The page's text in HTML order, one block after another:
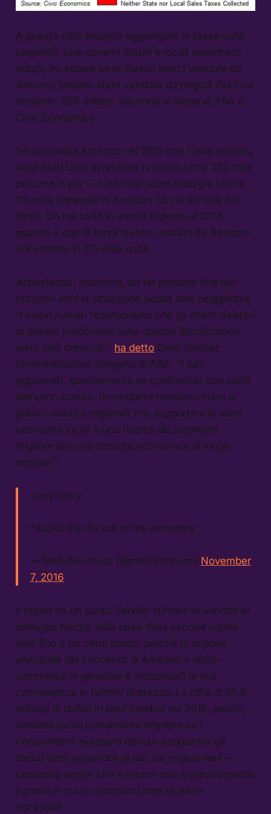
A questa cifra bisogna aggiungere le tasse sulla
proprietà, che governi statali e locali avrebbero
potuto incassare se le stesse merci vendute da
Amazon fossero state vendute da negozi fisicisul
territorio: 528 milioni, secondo le stime di ABA e
Civic Economics.
Se per magia Amazon nel 2015 non fosse esistito,
negli Stati Uniti avrebbero lavorato circa 220 mila
persone in più — calcolate scontando già i circa
110 mila impiegati di Amazon (di cui 90 mila full
time). Un bel salto in avanti rispetto al 2014,
quando il gapdi forza lavoro causato da Amazon
era stimato in 172 mila unità.
Abbastanza, insomma, da far pensare che nei
prossimi anni la situazione possa solo peggiorare.
“I nuovi numeri testimoniano che gli effetti deleteri
di questo predominio sulla grande distribuzione
sono solo cresciuti,” ha dettoOren Teicher,
l’amministratore delegato di ABA. “I dati
aggiornati, specialmente se confrontati con quelli
dell’anno scorso, dovrebbero rendere chiaro ai
politici statali e regionali che supportare le sane
economie locali è una ricetta decisamente
migliore per una crescita economica di lungo
termine.”
sorry sorry
*sucks the life out of the economy
— Melville House (@melvillehouse) November
7, 2016
Il report ha un punto debole: stimare le vendite al
dettaglio fisiche sulla base delle vendite online
vale fino a un certo punto, perché la ragione
principale del successo di Amazon e dell’e-
commerce in generale è (sorpresa!) la sua
convenienza in termini di prezzo. La cifra di 55,6
miliardi di dollari in beni venduti nel 2015, perciò,
sarebbe quasi certamente inferiore se i
consumatori avessero dovuto acquistare gli
stessi beni, pagandoli di più, da negozi reali —
contando anche che Amazon non è precisamente
il posto in cui si comprano beni di prima
necessità.